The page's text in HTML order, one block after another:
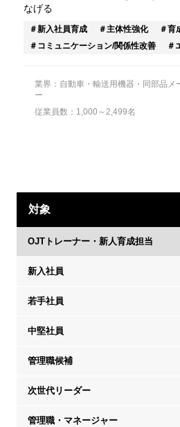
なげる
新入社員育成 主体性強化
育
コミュニケーション/関係性改善
業界：自動車・輸送用機器・同部品メ
ー
従業員数：1,000～2,499名
対象
OJTトレーナー・新人育成担当
新入社員
若手社員
中堅社員
管理職候補
次世代リーダー
管理職・マネージャー